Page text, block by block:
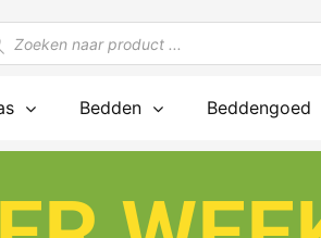
Bedden Beddengoed